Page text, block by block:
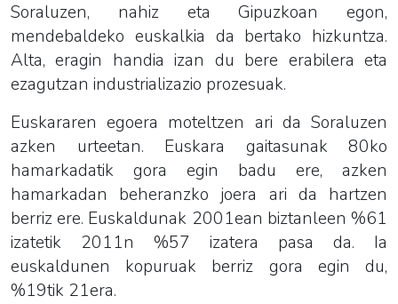
Soraluzen, nahiz eta Gipuzkoan egon,
mendebaldeko euskalkia da bertako hizkuntza.
Alta, eragin handia izan du bere erabilera eta
ezagutzan industrializazio prozesuak.
Euskararen egoera moteltzen ari da Soraluzen
azken urteetan. Euskara gaitasunak 80ko
hamarkadatik gora egin badu ere, azken
hamarkadan beheranzko joera ari da hartzen
berriz ere. Euskaldunak 2001ean biztanleen %61
izatetik 2011n %57 izatera pasa da. Ia
euskaldunen kopuruak berriz gora egin du,
%19tik 21era.